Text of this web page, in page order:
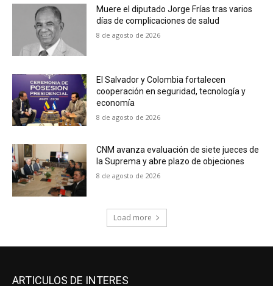
Muere el diputado Jorge Frías tras varios
días de complicaciones de salud
8 de agosto de 2026
El Salvador y Colombia fortalecen
cooperación en seguridad, tecnología y
economía
8 de agosto de 2026
CNM avanza evaluación de siete jueces de
la Suprema y abre plazo de objeciones
8 de agosto de 2026
Load more
ARTICULOS DE INTERES